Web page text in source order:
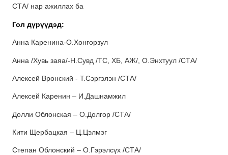
СТА/ нар ажиллах ба
Гол дүрүүдэд:
Анна Каренина-О.Хонгорзул
Анна /Хувь заяа/-Н.Сувд /ТС, ХБ, АЖ/, О.Энхтуул /СТА/
Алексей Вронский - Т.Сэргэлэн /СТА/
Алексей Каренин – И.Дашнамжил
Долли Облонская – О.Долгор /СТА/
Кити Щербацкая – Ц.Цэлмэг
Степан Облонский – О.Гэрэлсүх /СТА/